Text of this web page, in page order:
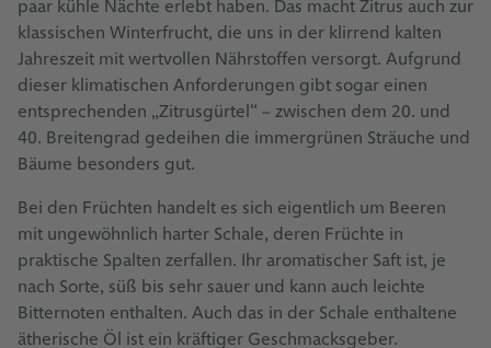
paar kühle Nächte erlebt haben. Das macht Zitrus auch zur
klassischen Winterfrucht, die uns in der klirrend kalten
Jahreszeit mit wertvollen Nährstoffen versorgt. Aufgrund
dieser klimatischen Anforderungen gibt sogar einen
entsprechenden „Zitrusgürtel“ – zwischen dem 20. und
40. Breitengrad gedeihen die immergrünen Sträuche und
Bäume besonders gut.
Bei den Früchten handelt es sich eigentlich um Beeren
mit ungewöhnlich harter Schale, deren Früchte in
praktische Spalten zerfallen. Ihr aromatischer Saft ist, je
nach Sorte, süß bis sehr sauer und kann auch leichte
Bitternoten enthalten. Auch das in der Schale enthaltene
ätherische Öl ist ein kräftiger Geschmacksgeber.